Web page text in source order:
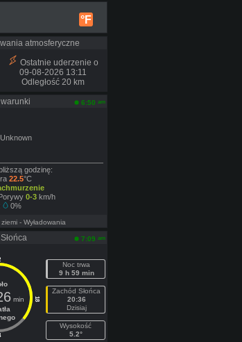
°F
atmosferyczne
Ostatnie uderzenie o
09-08-2026 13:11
Odległość 20 km
6:50 am
Unknown
godzinę:
22.5°C
0-3 km/h
0%
- Wyładowania
7:09 am
18
min
Noc trwa
9 h 59 min
Zachód Słońca
20:36
Dzisiaj
Wysokość
5.2°